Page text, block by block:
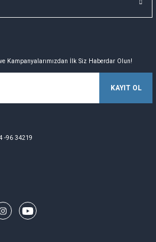
Kampanyalarımızdan İlk Siz Haberdar Olun!
KAYIT OL
-96 34219